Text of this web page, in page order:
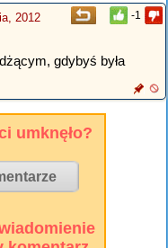
-1
2012
gdybyś była
umknęło?